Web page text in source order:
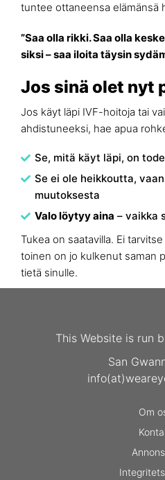
tuntee ottaneensa elämänsä
”Saa olla rikki. Saa olla
siksi – saa iloita täysin
Jos sinä olet nyt
Jos käyt läpi IVF-hoitoja tai
ahdistuneeksi, hae apua
Se, mitä käyt läpi, on
Se ei ole heikkoutta,
muutoksesta
Valo löytyy aina – vaikka
Tukea on saatavilla. Ei
toinen on jo kulkenut saman
tietä sinulle.
This Website is run
San
Om